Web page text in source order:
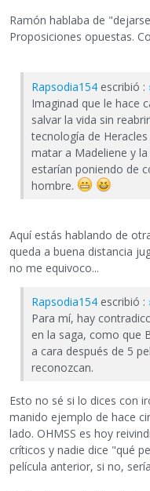
Ramón hablaba de
Proposiciones opuestas.
Rapsodia154 escribió :
Imaginad que le hace
salvar la vida sin
tecnología de
matar a Madeliene y
estarían poniendo de
hombre.
Aquí estás hablando de
queda a buena distancia
no me equivoco...
Rapsodia154 escribió :
Para mí, hay
en la saga, como que
a cara después de 5
reconozcan.
Esto no sé si lo dices con
manido ejemplo de hace
lado. OHMSS es hoy
críticos y nadie dice "qué
película anterior, si no,